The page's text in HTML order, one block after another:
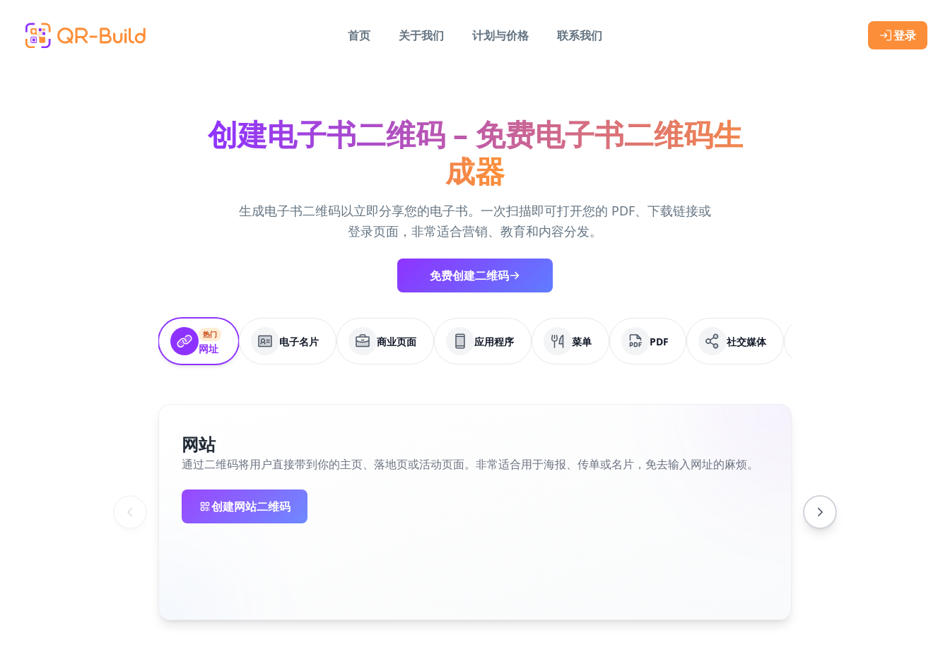
首页
关于我们 计划与价格 联系我们 登录
创建电子书二维码 – 免费电子书二维码生
成器
生成电子书二维码以立即分享您的电子书。一次扫描即可打开您的 PDF、下载链接或
登录页面，非常适合营销、教育和内容分发。
免费创建二维码
热门
网址
电子名片 商业页面 应用程序 菜单 PDF 社交媒体
网站
通过二维码将用户直接带到你的主页、落地页或活动页面。非常适合用于海报、传单或名片，免去输入网址的麻烦。
创建网站二维码